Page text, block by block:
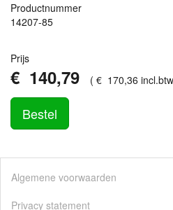
Productnummer
14207-85
Prijs
€ 140,79 ( € 170,36 incl.btw
Bestel
Algemene voorwaarden
Privacy statement